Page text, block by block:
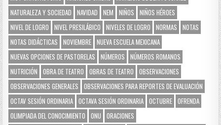
NATURALEZA Y SOCIEDAD
NAVIDAD NEM NIÑOS
NIÑOS HÉROES
NIVEL DE LOGRO
NIVEL PRESILÁBICO NIVELES DE LOGRO NORMAS
NOTAS
NOTAS DIDÁCTICAS
NOVIEMBRE NUEVA ESCUELA MEXICANA
NUEVAS OPCIONES DE PASTORELAS
NÚMEROS
NÚMEROS ROMANOS
NUTRICIÓN
OBRA DE TEATRO OBRAS DE TEATRO
OBSERVACIONES
OBSERVACIONES GENERALES
OBSERVACIONES PARA REPORTES DE EVALUACIÓN
OCTAV SESIÓN ORDINARIA OCTAVA SESIÓN ORDINARIA OCTUBRE OFRENDA
OLIMPIADA DEL CONOCIMIENTO
ONU
ORACIONES